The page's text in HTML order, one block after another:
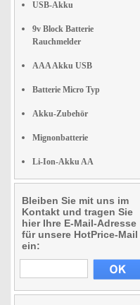
USB-Akku
9v Block Batterie
Rauchmelder
AAA Akku USB
Batterie Micro Typ
Akku-Zubehör
Mignonbatterie
Li-Ion-Akku AA
Bleiben Sie mit uns im
Kontakt und tragen Sie
hier Ihre E-Mail-Adresse
für unsere HotPrice-Mail
ein: